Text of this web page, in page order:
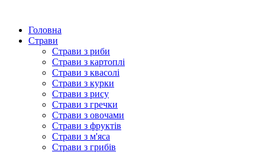
Головна
Страви
Страви з риби
Страви з картоплі
Страви з квасолі
Страви з курки
Страви з рису
Страви з гречки
Страви з овочами
Страви з фруктів
Страви з м'яса
Страви з грибів